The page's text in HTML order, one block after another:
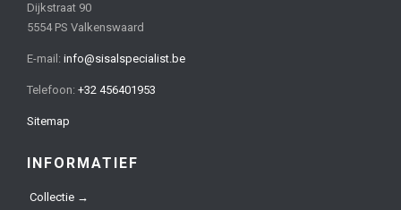
Dijkstraat 90
5554 PS Valkenswaard
E-mail: info@sisalspecialist.be
Telefoon: +32 456401953
Sitemap
INFORMATIEF
Collectie →